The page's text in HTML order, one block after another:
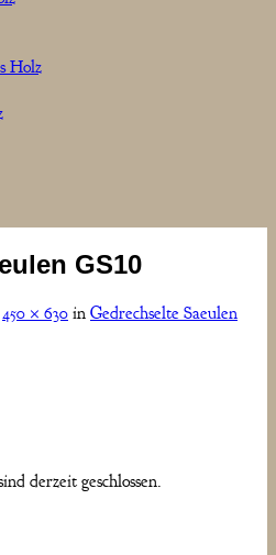
Holz
GS10
450 × 630 in Gedrechselte Saeulen
derzeit geschlossen.